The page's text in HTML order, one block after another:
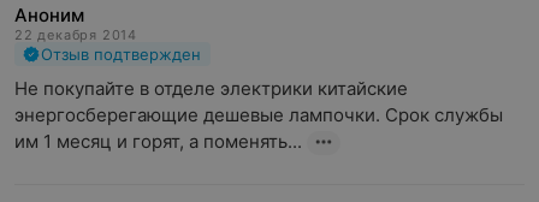
Аноним
22 декабря 2014
Отзыв подтвержден
Не покупайте в отделе электрики китайские
энергосберегающие дешевые лампочки. Срок службы
им 1 месяц и горят, а поменять...